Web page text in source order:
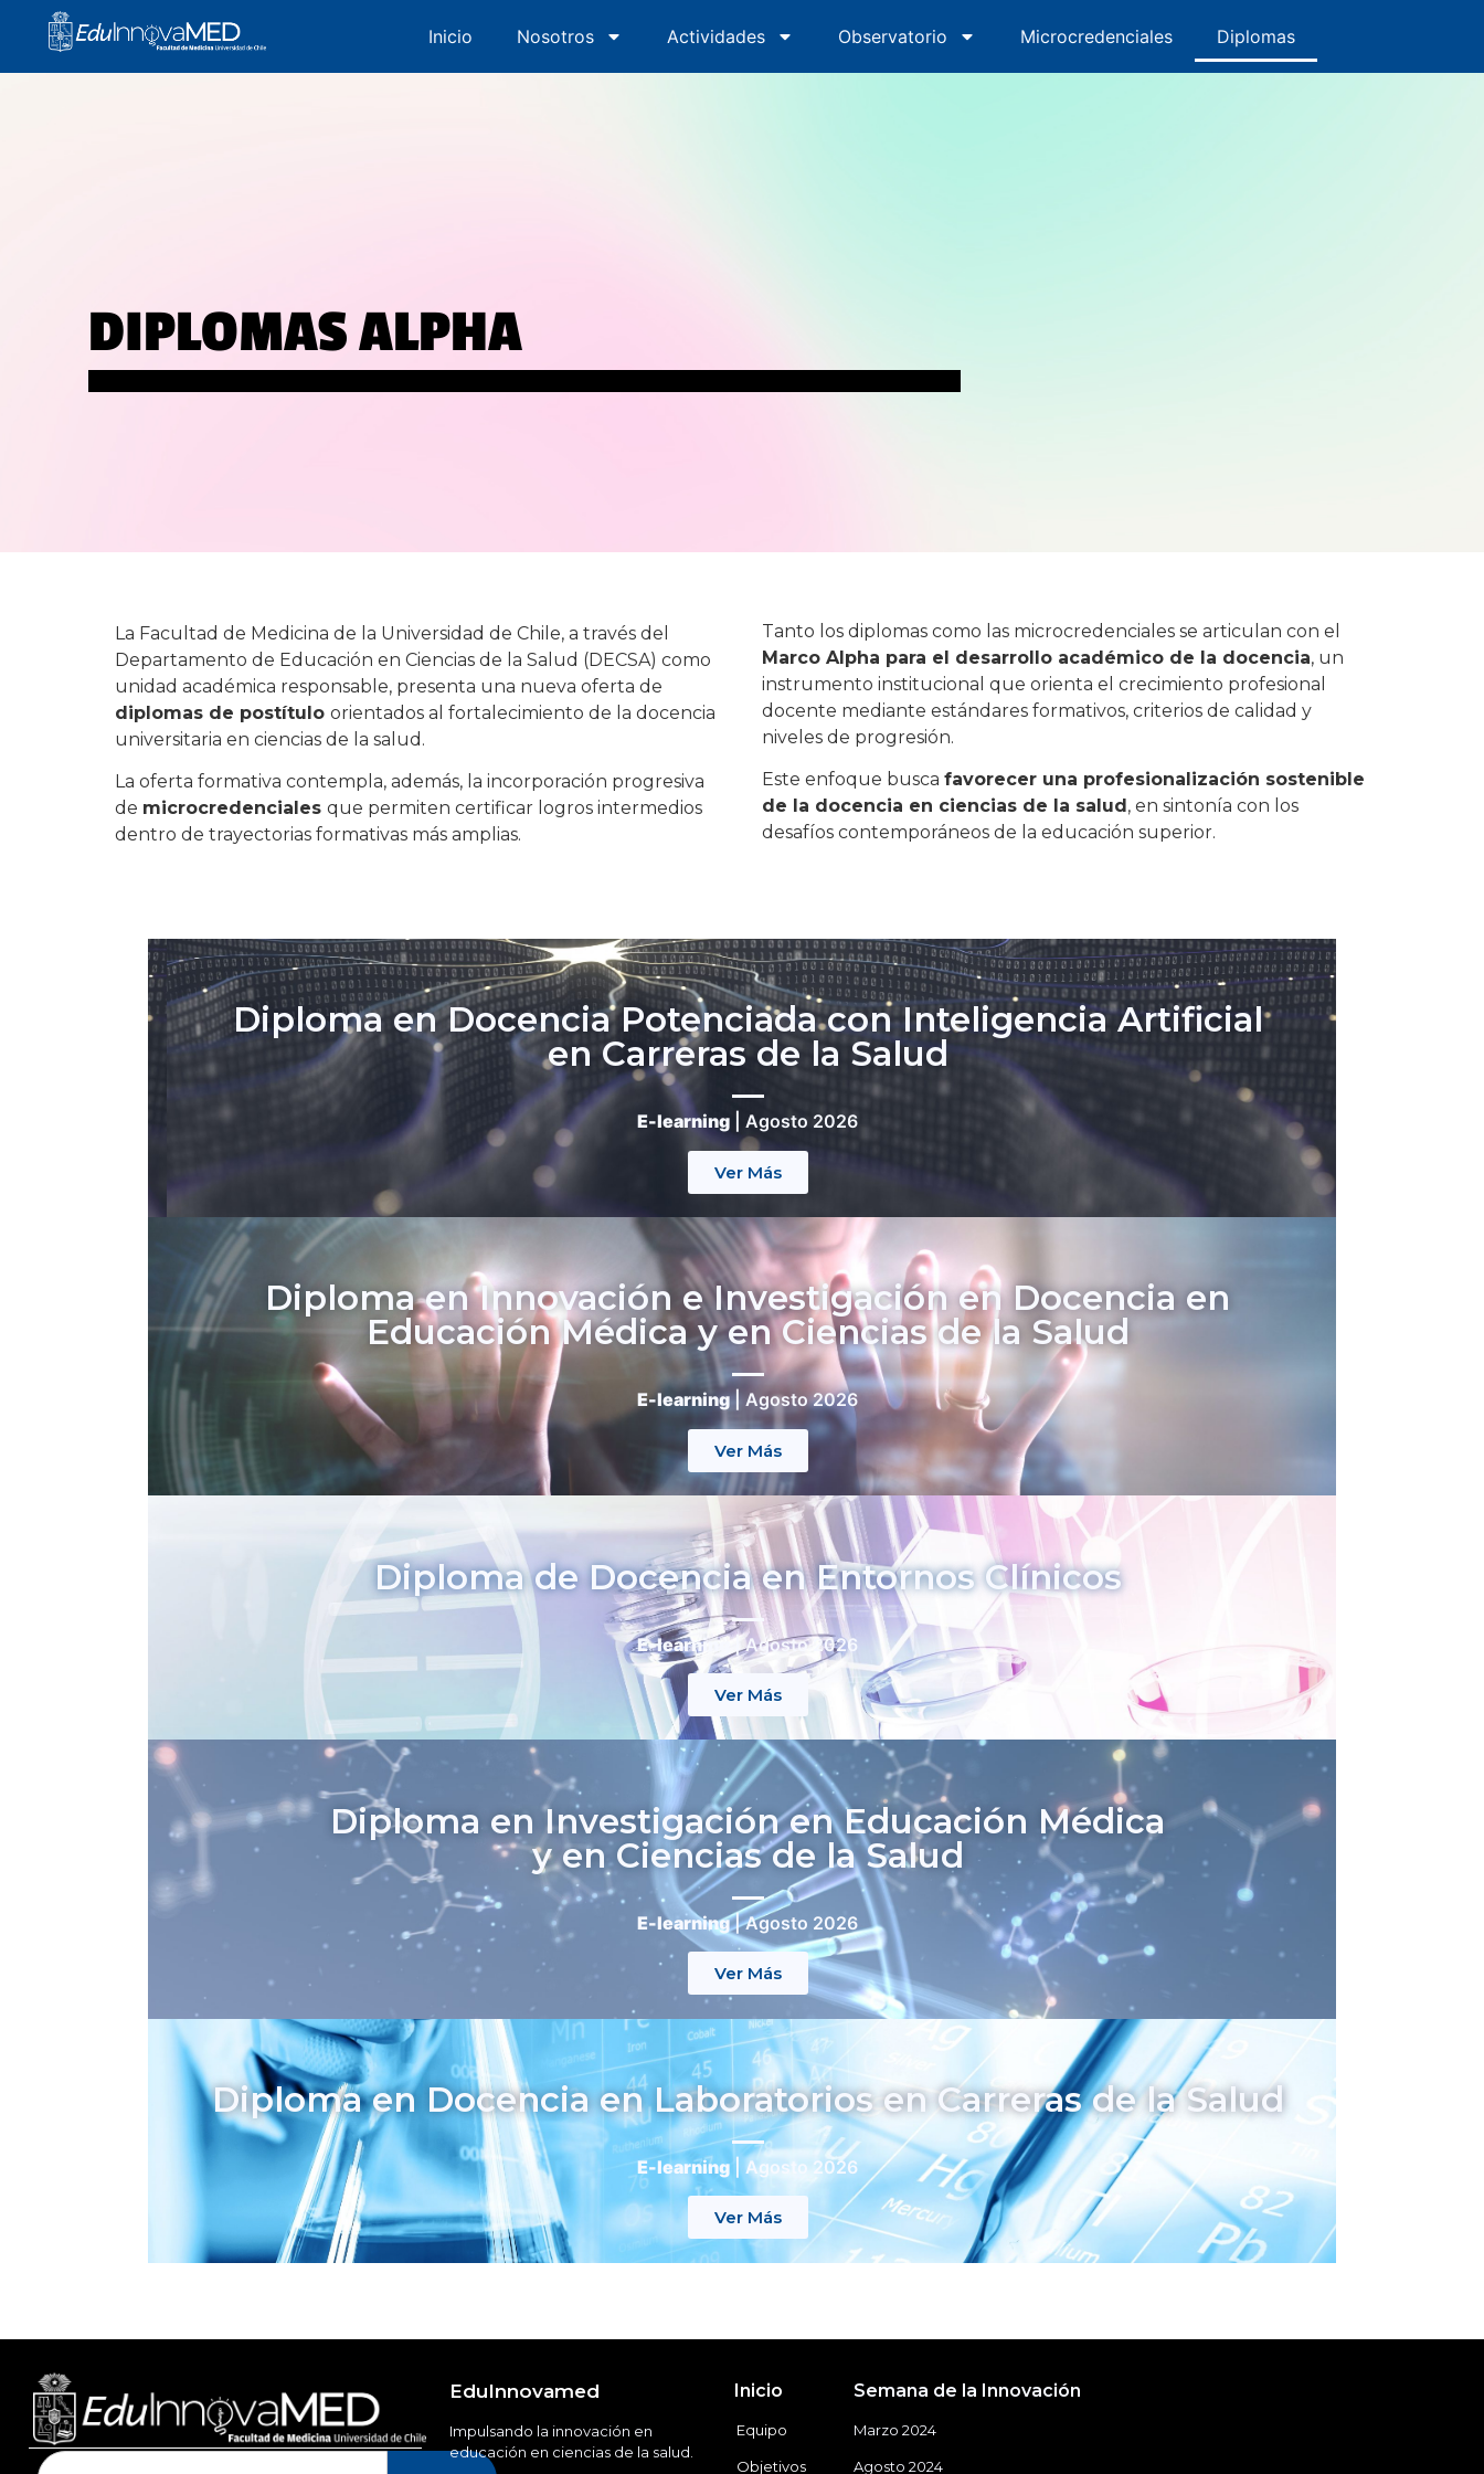
Inicio Nosotros Actividades Observatorio Microcredenciales
Inicio Nosotros Actividades Observatorio Microcredenciales Diplomas
DIPLOMAS ALPHA
La Facultad de Medicina de la Universidad de Chile, a través del
Departamento de Educación en Ciencias de la Salud (DECSA) como
unidad académica responsable, presenta una nueva oferta de
diplomas de postítulo orientados al fortalecimiento de la docencia
universitaria en ciencias de la salud.
La oferta formativa contempla, además, la incorporación progresiva
de microcredenciales que permiten certificar logros intermedios
dentro de trayectorias formativas más amplias.
Tanto los diplomas como las microcredenciales se articulan con el
Marco Alpha para el desarrollo académico de la docencia, un
instrumento institucional que orienta el crecimiento profesional
docente mediante estándares formativos, criterios de calidad y
niveles de progresión.
Este enfoque busca favorecer una profesionalización sostenible
de la docencia en ciencias de la salud , en sintonía con los
desafíos contemporáneos de la educación superior.
Diploma en Docencia Potenciada con Inteligencia Artificial
en Carreras de la Salud
E-learning | Agosto 2026
Ver Más
Diploma en Innovación e Investigación en Docencia en
Educación Médica y en Ciencias de la Salud
E-learning| Agosto 2026
Ver Más
Diploma de Docencia en Entornos Clínicos
E-learning| Agosto 2026
Ver Más
Diploma en Investigación en Educación Médica
y en Ciencias de la Salud
E-learning| Agosto 2026
Ver Más
Diploma en Docencia en Laboratorios en Carreras de la Salud
E-learning Agosto 2026
Ver Más
EduInnovamed
Impulsando la innovación en
educación en ciencias de la salud.
Inicio
Equipo
Objetivos
Semana de la Innovación
Marzo 2024
Agosto 2024